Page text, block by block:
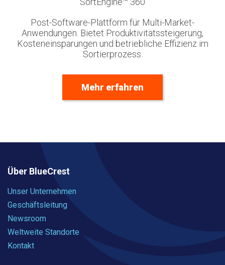
Post-Software-Plattform für Multi-Market-
Anwendungen. Bietet Produktivitätssteigerung,
Kosteneinsparungen und betriebliche Effizienz im
Sortierprozess.
Mehr erfahren
Über BlueCrest
Unser Unternehmen
Geschäftsleitung
Newsroom
Weltweite Standorte
Kontakt